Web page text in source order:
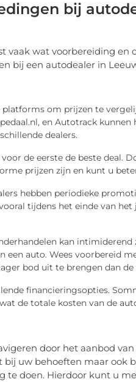
bij
vaak wat voorbereiding en
bij een autodealer in
om prijzen te
en Autotrack
dealers.
de eerste de beste deal.
prijzen zijn en kunt u
hebben periodieke
tijdens het einde van
kan
een auto. Wees voorbereid
bod uit te brengen dan de
financieringsopties.
de totale kosten van de
door het aanbod van
uw behoeften maar ook
te doen. Hierdoor kunt u